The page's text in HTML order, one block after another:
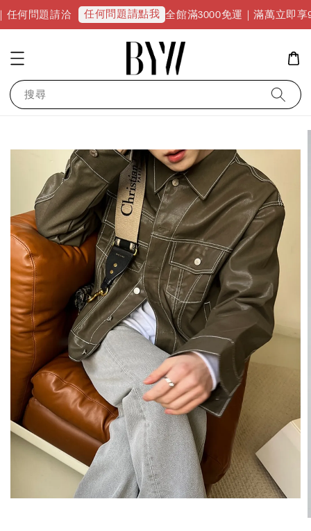
洽 任何問題請點我 全館滿3000免運｜滿萬立即享9折優惠
搜尋